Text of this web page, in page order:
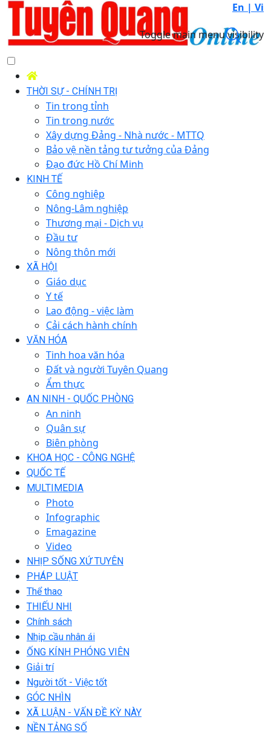
En | Vi
Toggle main menu visibility
THỜI SỰ - CHÍNH TRỊ
Tin trong tỉnh
Tin trong nước
Xây dựng Đảng - Nhà nước - MTTQ
Bảo vệ nền tảng tư tưởng của Đảng
Đạo đức Hồ Chí Minh
KINH TẾ
Công nghiệp
Nông-Lâm nghiệp
Thương mại - Dịch vụ
Đầu tư
Nông thôn mới
XÃ HỘI
Giáo dục
Y tế
Lao động - việc làm
Cải cách hành chính
VĂN HÓA
Tinh hoa văn hóa
Đất và người Tuyên Quang
Ẩm thực
AN NINH - QUỐC PHÒNG
An ninh
Quân sự
Biên phòng
KHOA HỌC - CÔNG NGHỆ
QUỐC TẾ
MULTIMEDIA
Photo
Infographic
Emagazine
Video
NHỊP SỐNG XỨ TUYÊN
PHÁP LUẬT
Thể thao
THIẾU NHI
Chính sách
Nhịp cầu nhân ái
ỐNG KÍNH PHÓNG VIÊN
Giải trí
Người tốt - Việc tốt
GÓC NHÌN
XÃ LUẬN - VẤN ĐỀ KỲ NÀY
NỀN TẢNG SỐ